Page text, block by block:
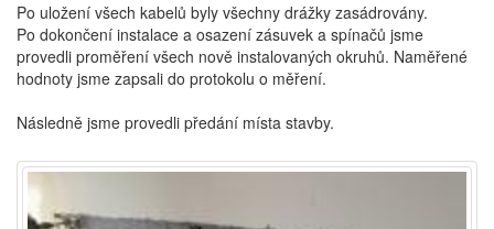
Po uložení všech kabelů byly všechny drážky zasádrovány.
Po dokončení instalace a osazení zásuvek a spínačů jsme
provedli proměření všech nově instalovaných okruhů. Naměřené
hodnoty jsme zapsali do protokolu o měření.
Následně jsme provedli předání místa stavby.